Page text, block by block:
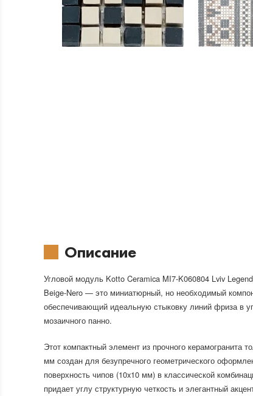
Описание
Угловой модуль Kotto Ceramica MI7-K060804 Lviv
Beige-Nero — это миниатюрный, но необходимый
обеспечивающий идеальную стыковку линий фриза в
мозаичного панно.
Этот компактный элемент из прочного керамогранита
мм создан для безупречного геометрического
поверхность чипов (10x10 мм) в классической
придает углу структурную четкость и элегантный